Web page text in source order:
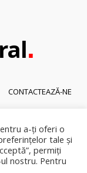
.
CONTACTEAZĂ-NE
a ilustrațiilor din orice
scris al Capital
a-ți oferi o
tale și
permiți
nostru. Pentru